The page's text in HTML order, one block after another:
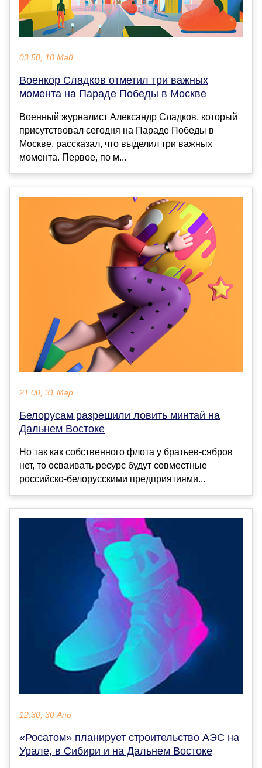
03:50, 10 Май
Военкор Сладков отметил три важных
момента на Параде Победы в Москве
Военный журналист Александр Сладков, который
присутствовал сегодня на Параде Победы в
Москве, рассказал, что выделил три важных
момента. Первое, по м...
21:00, 31 Мар
Белорусам разрешили ловить минтай на
Дальнем Востоке
Но так как собственного флота у братьев-сябров
нет, то осваивать ресурс будут совместные
российско-белорусскими предприятиями...
12:30, 30 Апр
«Росатом» планирует строительство АЭС на
Урале, в Сибири и на Дальнем Востоке